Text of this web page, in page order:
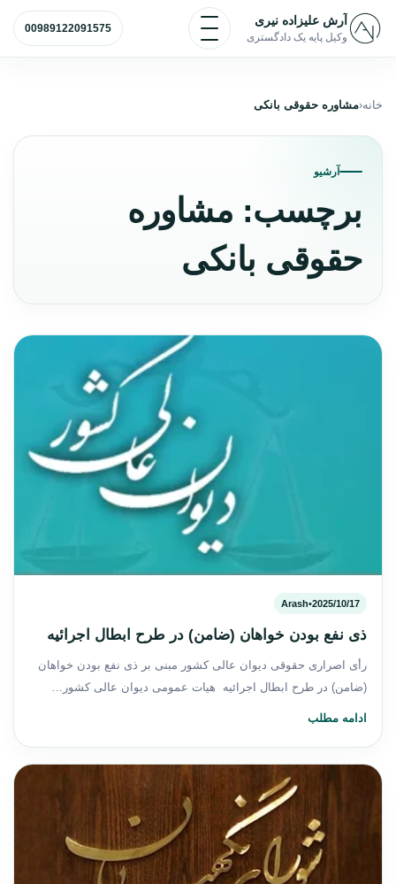
پرش به محتوا
آرش علیزاده نیری
وکیل پایه یک دادگستری
باز و بسته کردن منو
00989122091575
خانه مشاوره حقوقی بانکی
آرشیو
برچسب: مشاوره
حقوقی بانکی
2025/10/17
•
Arash
ذی نفع بودن خواهان (ضامن) در طرح ابطال اجرائیه
رأی اصراری حقوقی دیوان عالی کشور مبنی بر ذی نفع بودن خواهان
(ضامن) در طرح ابطال اجرائیه هیات عمومی دیوان عالی کشور…
ادامه مطلب